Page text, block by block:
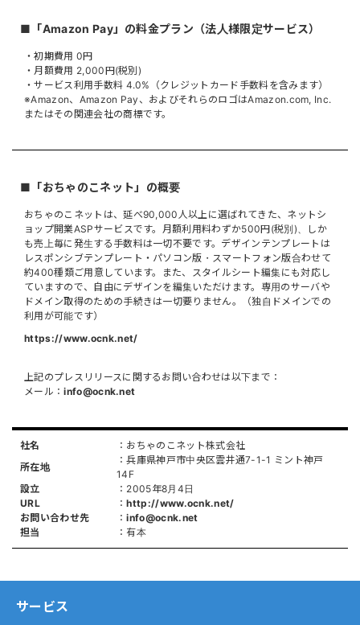
■「Amazon Pay」の料金プラン（法人様限定サービス）
・初期費用 0円
・月額費用 2,000円(税別)
・サービス利用手数料 4.0%（クレジットカード手数料を含みます）
※Amazon​、Amazon Pay、​およびそれらのロゴはAmazon.com, Inc.
またはその関連会社の商標です。
■「おちゃのこネット」の概要
おちゃのこネットは、延べ90,000人以上に選ばれてきた、ネットシ
ョップ開業ASPサービスです。月額利用料わずか500円(税別)、しか
も売上毎に発生する手数料は一切不要です。デザインテンプレートは
レスポンシブテンプレート・パソコン版・スマートフォン版合わせて
約400種類ご用意しています。また、スタイルシート編集にも対応し
ていますので、自由にデザインを編集いただけます。専用のサーバや
ドメイン取得のための手続きは一切要りません。（独自ドメインでの
利用が可能です）
https://www.ocnk.net/
上記のプレスリリースに関するお問い合わせは以下まで：
メール：​info@ocnk.net
社名
：おちゃのこネット株式会社
所在地
：兵庫県神戸市中央区雲井通7-1-1 ミント神戸
14F
設立
：2005年8月4日
URL
：http://www.ocnk.net/
お問い合わせ先
：info@ocnk.net
担当
：有本
サービス